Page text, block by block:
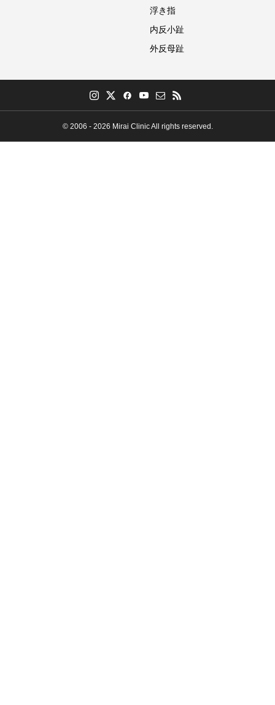
浮き指
内反小趾
外反母趾
© 2006 - 2026 Mirai Clinic All rights reserved.